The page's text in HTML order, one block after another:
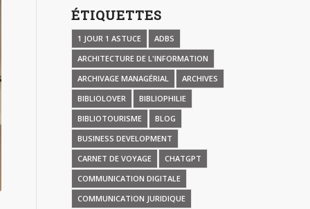
ÉTIQUETTES
1 JOUR 1 ASTUCE
ADBS
ARCHITECTURE DE L'INFORMATION
ARCHIVAGE MANAGÉRIAL
ARCHIVES
BIBLIOLOVER
BIBLIOPHILIE
BIBLIOTOURISME
BLOG
BUSINESS DEVELOPMENT
CARNET DE VOYAGE
CHATGPT
COMMUNICATION DIGITALE
COMMUNICATION JURIDIQUE